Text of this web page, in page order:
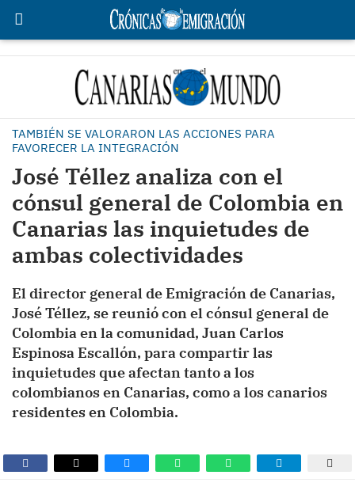
TAMBIÉN SE VALORARON LAS ACCIONES PARA
FAVORECER LA INTEGRACIÓN
José Téllez analiza con el
cónsul general de Colombia en
Canarias las inquietudes de
ambas colectividades
El director general de Emigración de Canarias,
José Téllez, se reunió con el cónsul general de
Colombia en la comunidad, Juan Carlos
Espinosa Escallón, para compartir las
inquietudes que afectan tanto a los
colombianos en Canarias, como a los canarios
residentes en Colombia.